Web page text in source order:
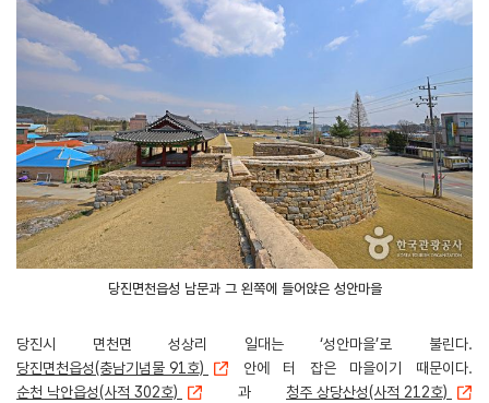
당진면천읍성 남문과 그 왼쪽에 들어앉은 성안마을
당진시 면천면 성상리 일대는 ‘성안마을’로 불린다.
당진면천읍성(충남기념물 91호)
안에 터 잡은 마을이기 때문이다.
순천 낙안읍성(사적 302호)
과 청주 상당산성(사적 212호)